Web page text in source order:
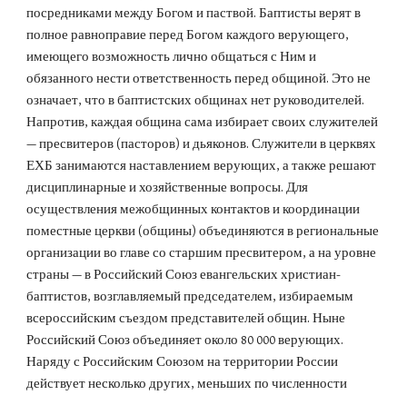
посредниками между Богом и паствой. Баптисты верят в
полное равноправие перед Богом каждого верующего,
имеющего возможность лично общаться с Ним и
обязанного нести ответственность перед общиной. Это не
означает, что в баптистских общинах нет руководителей.
Напротив, каждая община сама избирает своих служителей
— пресвитеров (пасторов) и дьяконов. Служители в церквях
ЕХБ занимаются наставлением верующих, а также решают
дисциплинарные и хозяйственные вопросы. Для
осуществления межобщинных контактов и координации
поместные церкви (общины) объединяются в региональные
организации во главе со старшим пресвитером, а на уровне
страны — в Российский Союз евангельских христиан-
баптистов, возглавляемый председателем, избираемым
всероссийским съездом представителей общин. Ныне
Российский Союз объединяет около 80 000 верующих.
Наряду с Российским Союзом на территории России
действует несколько других, меньших по численности